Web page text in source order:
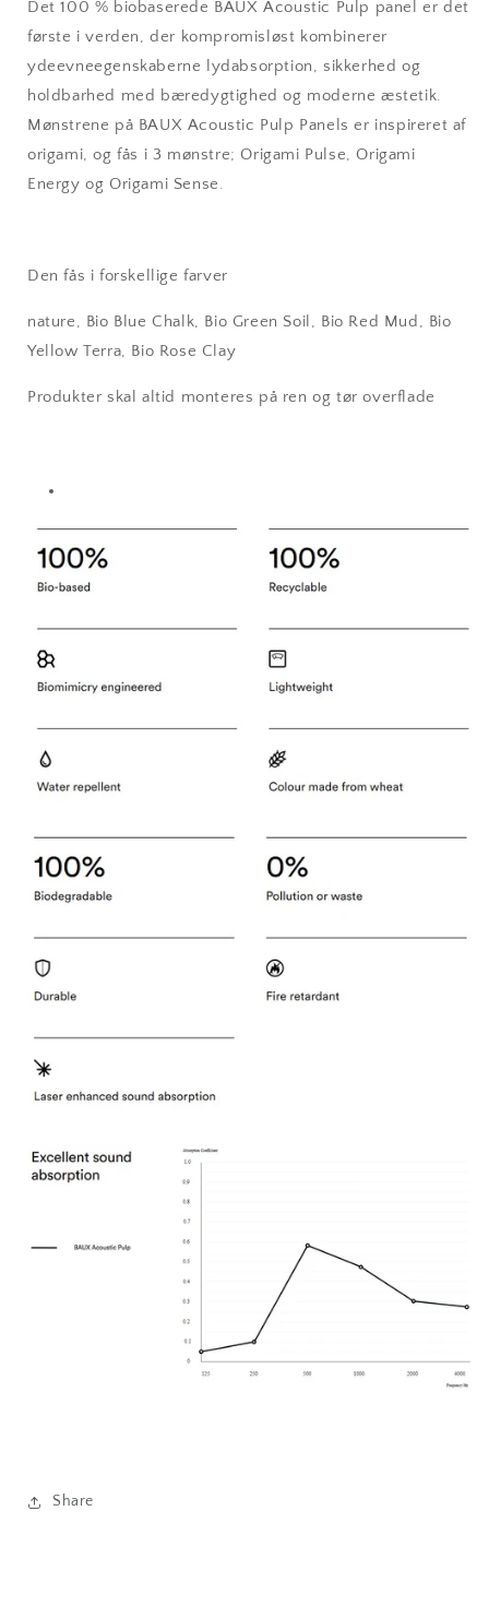
Det 100 % biobaserede BAUX Acoustic Pulp panel er det
første i verden, der kompromisløst kombinerer
ydeevneegenskaberne lydabsorption, sikkerhed og
holdbarhed med bæredygtighed og moderne æstetik.
Mønstrene på BAUX Acoustic Pulp Panels er inspireret af
origami, og fås i 3 mønstre; Origami Pulse, Origami
Energy og Origami Sense.
Den fås i forskellige farver
nature, Bio Blue Chalk, Bio Green Soil, Bio Red Mud, Bio
Yellow Terra, Bio Rose Clay
Produkter skal altid monteres på ren og tør overflade
Share